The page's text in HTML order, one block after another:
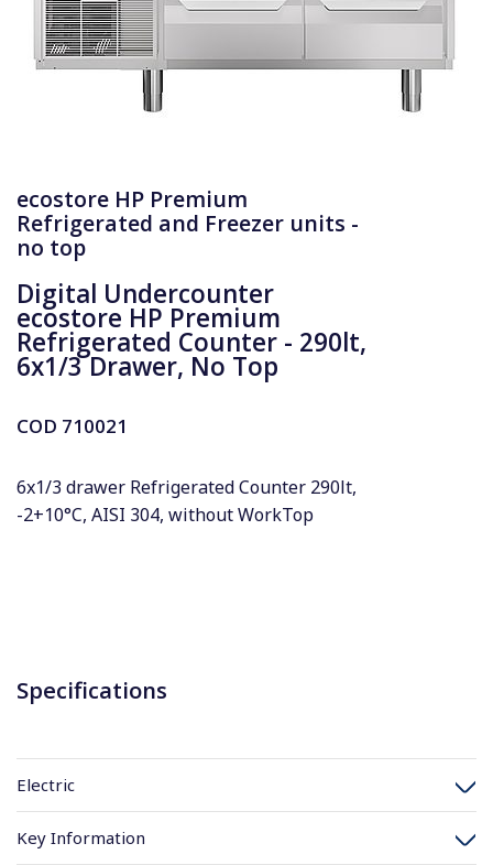
ecostore HP Premium
Refrigerated and Freezer units -
no top
Digital Undercounter
ecostore HP Premium
Refrigerated Counter - 290lt,
6x1/3 Drawer, No Top
COD 710021
6x1/3 drawer Refrigerated Counter 290lt,
-2+10°C, AISI 304, without WorkTop
Specifications
Electric
Key Information